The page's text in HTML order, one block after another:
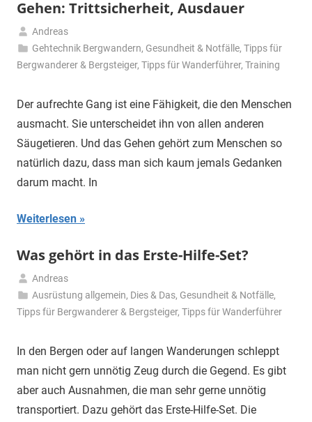
Gehen: Trittsicherheit, Ausdauer
11.
Juni
Andreas
Gehtechnik Bergwandern, Gesundheit & Notfälle,Tipps für
Bergwanderer & Bergsteiger, Tipps für Wanderführer, Training
Der aufrechte Gang ist eine Fähigkeit, die den Menschen
ausmacht. Sie unterscheidet ihn von allen anderen
Säugetieren. Und das Gehen gehört zum Menschen so
natürlich dazu, dass man sich kaum jemals Gedanken
darum macht. In
Weiterlesen
Was gehört in das Erste-Hilfe-Set?
19.
Mai
Andreas
Ausrüstung allgemein, Dies & Das, Gesundheit & Notfälle,
Tipps für Bergwanderer & Bergsteiger, Tipps für Wanderführer
In den Bergen oder auf langen Wanderungen schleppt
man nicht gern unnötig Zeug durch die Gegend. Es gibt
aber auch Ausnahmen, die man sehr gerne unnötig
transportiert. Dazu gehört das Erste-Hilfe-Set. Die